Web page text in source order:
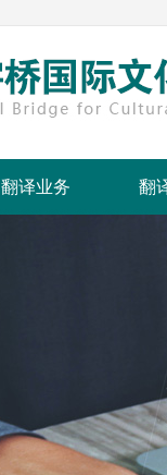
翻译业务 翻